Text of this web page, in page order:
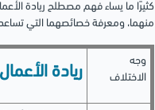
كثيرًا ما يساء فهم مصطلح ريادة
منهما، ومعرفة خصائصهما التي تساعد
وجه
الاختلاف
ريادة الأعمال